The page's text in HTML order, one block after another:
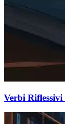
Verbi